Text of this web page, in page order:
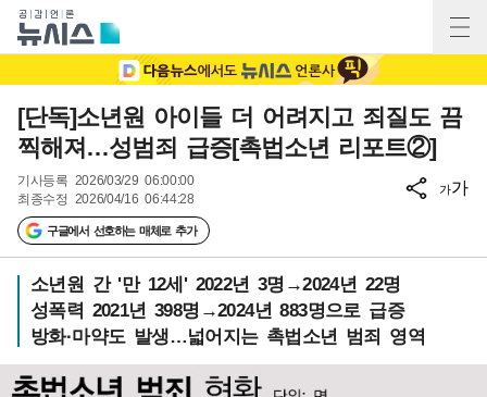
[단독]소년원 아이들 더 어려지고 죄질도 끔
찍해져…성범죄 급증[촉법소년 리포트②]
기사등록 2026/03/29 06:00:00
최종수정 2026/04/16 06:44:28
구글에서 선호하는 매체로 추가
가가
소년원 간 '만 12세' 2022년 3명→2024년 22명
성폭력 2021년 398명→2024년 883명으로 급증
방화·마약도 발생…넓어지는 촉법소년 범죄 영역